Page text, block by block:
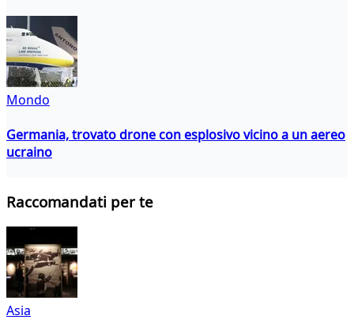
Mondo
Germania, trovato drone con esplosivo vicino a un aereo
ucraino
Raccomandati per te
Asia